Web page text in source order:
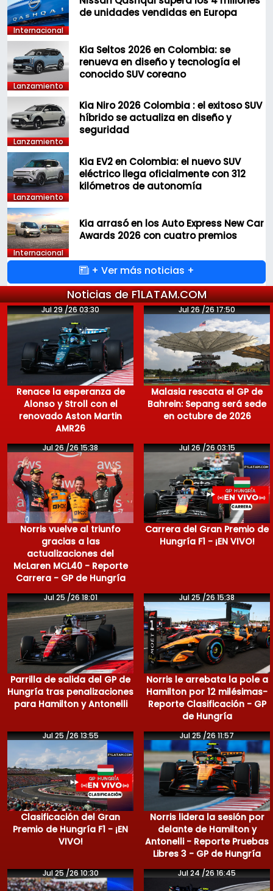
Internacional
de unidades vendidas en Europa
Lanzamiento
Kia Seltos 2026 en Colombia: se
renueva en diseño y tecnología el
conocido SUV coreano
Lanzamiento
Kia Niro 2026 Colombia : el exitoso SUV
híbrido se actualiza en diseño y
seguridad
Lanzamiento
Kia EV2 en Colombia: el nuevo SUV
eléctrico llega oficialmente con 312
kilómetros de autonomía
Internacional
Kia arrasó en los Auto Express New Car
Awards 2026 con cuatro premios
+ Ver más noticias +
Noticias de F1LATAM.COM
Jul 29 /26 03:30
Renace la esperanza de
Alonso y Stroll con el
renovado Aston Martin
AMR26
Jul 26 /26 17:50
Malasia rescata el GP de
Bahrein: Sepang será sede
en octubre de 2026
Jul 26 /26 15:38
Norris vuelve al triunfo
gracias a las
actualizaciones del
McLaren MCL40 - Reporte
Carrera - GP de Hungría
Jul 26 /26 03:15
Carrera del Gran Premio de
Hungría F1 - ¡EN VIVO!
Jul 25 /26 18:01
Parrilla de salida del GP de
Hungría tras penalizaciones
para Hamilton y Antonelli
Jul 25 /26 15:38
Norris le arrebata la pole a
Hamilton por 12 milésimas-
Reporte Clasificación - GP
de Hungría
Jul 25 /26 13:55
Clasificación del Gran
Premio de Hungría F1 - ¡EN
VIVO!
Jul 25 /26 11:57
Norris lidera la sesión por
delante de Hamilton y
Antonelli - Reporte Pruebas
Libres 3 - GP de Hungría
Jul 25 /26 10:30 Jul 24 /26 16:45